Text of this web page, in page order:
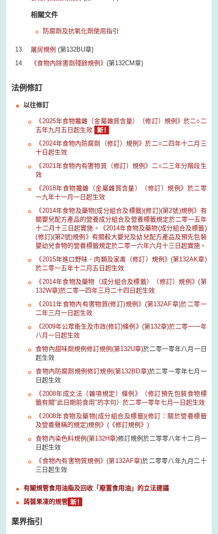
相關文件
防腐劑及抗氧化劑使用指引
屠房規例 (第132BU章)
《食物內除害劑殘餘規例》(第132CM章)
法例修訂
以往修訂
《2025年食物攙雜（金屬雜質含量）（修訂）規例》於二○二
五年九月五日起生效
《2024年食物內防腐劑（修訂）規例》於二○二四年十二月三
十日起生效
《2021年食物內有害物質（修訂）規例》二○二三年分階段生
效
《2018年食物攙雜（金屬雜質含量）（修訂）規例》於二零
一九年十一月一日起生效
《2014年食物及藥物(成分組合及標籤)(修訂)(第2號)規例》有
關嬰兒配方產品的營養成分組合及營養標籤規定於二零一五年
十二月十三日起實施。《2014年食物及藥物(成分組合及標籤)
(修訂)(第2號)規例》有關較大嬰兒及幼兒配方產品及預先包裝
嬰幼兒食物的營養標籤規定於二零一六年六月十三日起實施。
《2015年進口野味、肉類及家禽（修訂）規例》(第132AK章)
於二零一五年十二月五日起生效
《2014年食物及藥物（成分組合及標籤）（修訂）規例》(第
132W章)於二零一四年三月二十四日起生效
《2011年食物內有害物質(修訂)規例》(第132AF章)於二零一
二年三月一日起生效
《2009年公眾衞生及市政(修訂)條例》(第132章)於二零一一年
八月一日起生效
食物內甜味劑規例修訂規例 (第132U章)於二零一零年八月一日
起生效
食物內防腐劑規例修訂規例 (第132BD章)於二零一零年七月一
日起生效
《2008年成文法（雜項規定）條例》（修訂預先包裝食物標
籤有關"此日期前食用"的字句）於二零一零年七月一日起生效
《2008年食物及藥物(成分組合及標籤)(修訂：關於營養標籤
及營養聲稱的規定)規例》(《修訂規例》)
食物內染色料規例 (第132H章)修訂規例於二零零八年十二月一
日起生效
《食物內有害物質規例》(第132AF章)於二零零八年九月二十
三日起生效
有關規管食用油脂及回收「廢置食用油」的立法建議
蒟蒻果凍的規管
業界指引